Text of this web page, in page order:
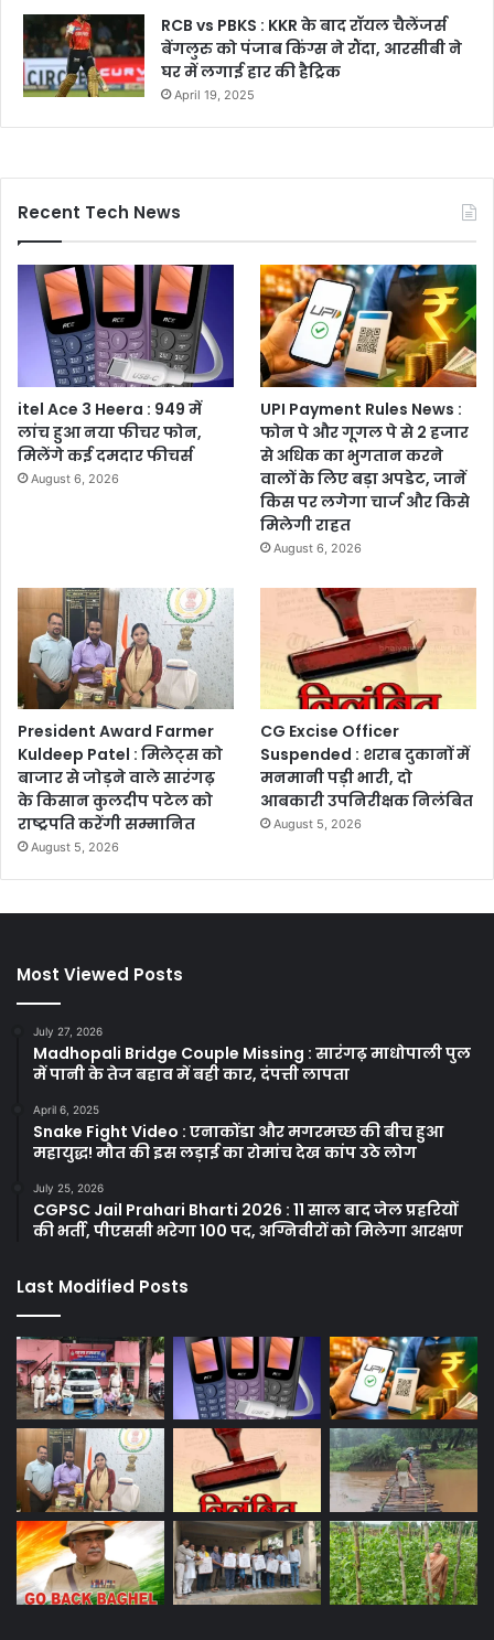
RCB vs PBKS : KKR के बाद रॉयल चैलेंजर्स
बेंगलुरु को पंजाब किंग्स ने रौंदा, आरसीबी ने
घर में लगाई हार की हैट्रिक
April 19, 2025
Recent Tech News
itel Ace 3 Heera : 949 में
लांच हुआ नया फीचर फोन,
मिलेंगे कई दमदार फीचर्स
August 6, 2026
UPI Payment Rules News :
फोन पे और गूगल पे से 2 हजार
से अधिक का भुगतान करने
वालों के लिए बड़ा अपडेट, जानें
किस पर लगेगा चार्ज और किसे
मिलेगी राहत
August 6, 2026
President Award Farmer
Kuldeep Patel : मिलेट्स को
बाजार से जोड़ने वाले सारंगढ़
के किसान कुलदीप पटेल को
राष्ट्रपति करेंगी सम्मानित
August 5, 2026
CG Excise Officer
Suspended : शराब दुकानों में
मनमानी पड़ी भारी, दो
आबकारी उपनिरीक्षक निलंबित
August 5, 2026
Most Viewed Posts
July 27, 2026
Madhopali Bridge Couple Missing : सारंगढ़ माधोपाली पुल
में पानी के तेज बहाव में बही कार, दंपत्ती लापता
April 6, 2025
Snake Fight Video : एनाकोंडा और मगरमच्छ की बीच हुआ
महायुद्ध! मौत की इस लड़ाई का रोमांच देख कांप उठे लोग
July 25, 2026
CGPSC Jail Prahari Bharti 2026 : 11 साल बाद जेल प्रहरियों
की भर्ती, पीएससी भरेगा 100 पद, अग्निवीरों को मिलेगा आरक्षण
Last Modified Posts